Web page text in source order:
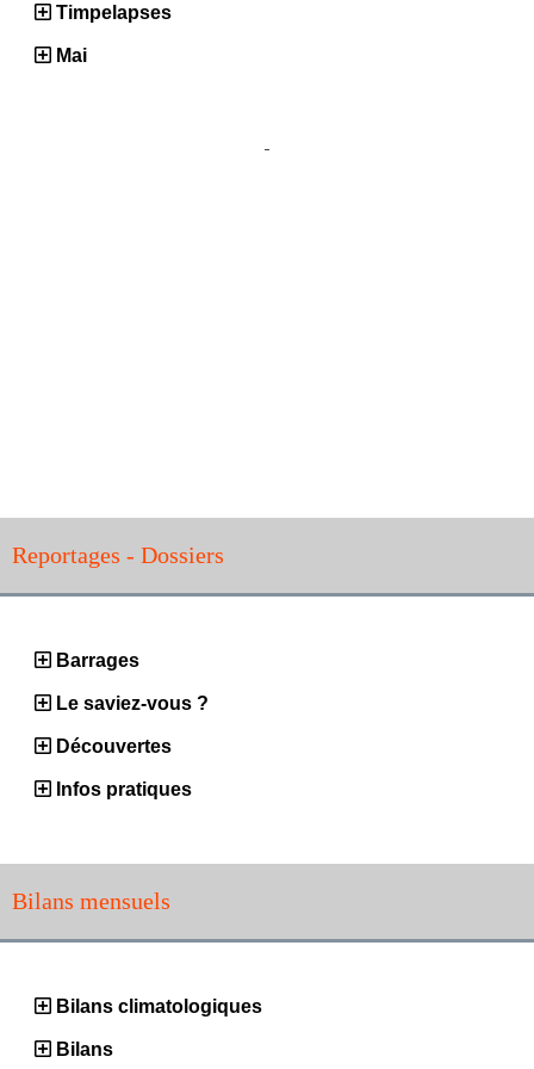
Timpelapses
Mai
Reportages - Dossiers
Barrages
Le saviez-vous ?
Découvertes
Infos pratiques
Bilans mensuels
Bilans climatologiques
Bilans